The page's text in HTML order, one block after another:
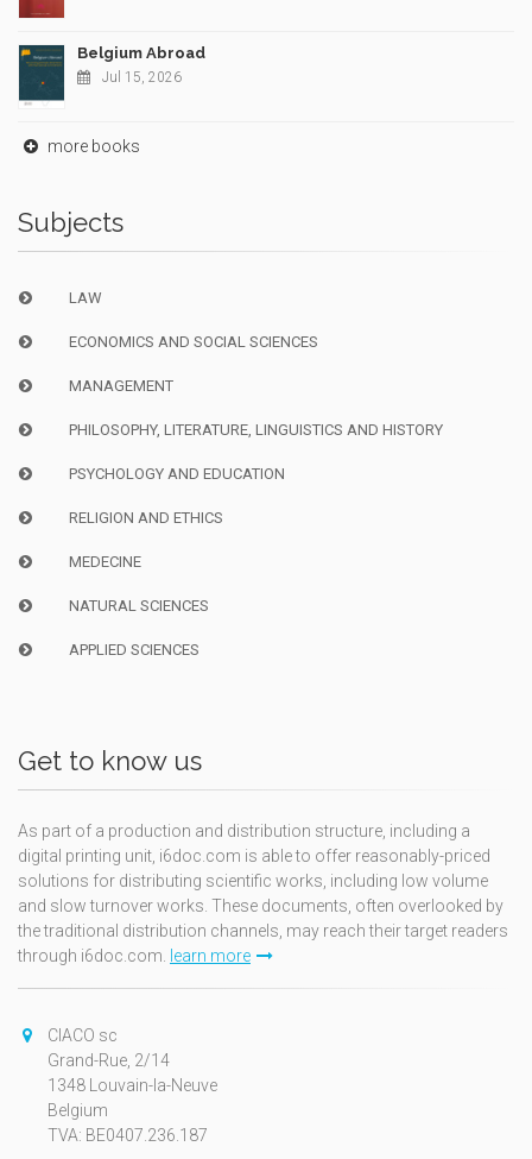
Belgium Abroad
Jul 15, 2026
more books
Subjects
LAW
ECONOMICS AND SOCIAL SCIENCES
MANAGEMENT
PHILOSOPHY, LITERATURE, LINGUISTICS AND HISTORY
PSYCHOLOGY AND EDUCATION
RELIGION AND ETHICS
MEDECINE
NATURAL SCIENCES
APPLIED SCIENCES
Get to know us
As part of a production and distribution structure, including a
digital printing unit, i6doc.com is able to offer reasonably-priced
solutions for distributing scientific works, including low volume
and slow turnover works. These documents, often overlooked by
the traditional distribution channels, may reach their target readers
through i6doc.com.
learn more
CIACO sc
Grand-Rue, 2/14
1348 Louvain-la-Neuve
Belgium
TVA: BE0407.236.187